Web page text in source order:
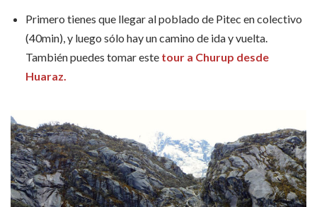
Primero tienes que llegar al poblado de Pitec en colectivo
(40min), y luego sólo hay un camino de ida y vuelta.
También puedes tomar este tour a Churup desde
Huaraz.